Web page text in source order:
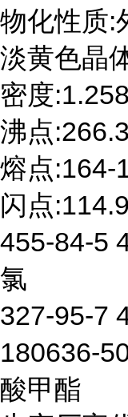
物化性质:
淡黄色晶
密度
沸点
熔点:164-
闪点
455-84-5
氯
327-95-7
180636-
酸甲酯